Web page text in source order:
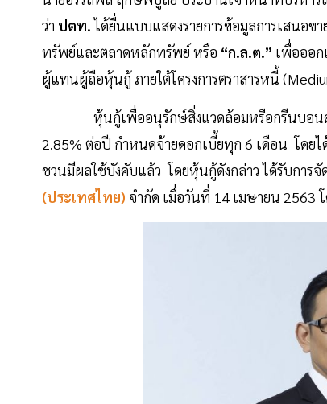
ว่า ปตท.ได้ยื่นแบบแสดงรายการข้อมูลการเสนอข
ทรัพย์และตลาดหลักทรัพย์ หรือ “ก.ล.ต.” เพื่อออก
ผู้แทนผู้ถือหุ้นกู้ ภายใต้โครงการตราสารหนี้
หุ้นกู้เพื่ออนุรักษ์สิ่งแวดล้อมหรือกรีนบอนด์ อ
2.85% ต่อปี กำหนดจ้ายดอกเบี้ยทุก 6 เดือน โดย
ชวนมีผลใช้บังคับแล้ว โดยหุ้นกู้ดังกล่าว ได้รับการ
(ประเทศไทย) จำกัด เมื่อวันที่ 14 เมษายน 2563